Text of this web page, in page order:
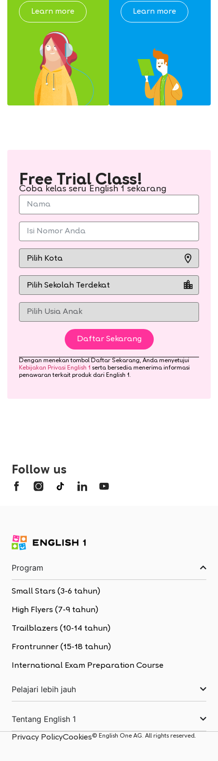
Learn more Learn more
Free Trial Class!
Coba kelas seru English 1 sekarang
Daftar Sekarang
Dengan menekan tombol Daftar Sekarang, Anda menyetujui
Kebijakan Privasi English 1 serta bersedia menerima informasi
penawaran terkait produk dari English 1.
Follow us
Program
Small Stars (3-6 tahun)
High Flyers (7-9 tahun)
Trailblazers (10-14 tahun)
Frontrunner (15-18 tahun)
International Exam Preparation Course
Pelajari lebih jauh
Tentang English 1
Privacy PolicyCookies© English One AG. All rights reserved.